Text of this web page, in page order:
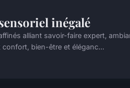
inégalé
alliant savoir-faire expert,
bien-être et éléganc...